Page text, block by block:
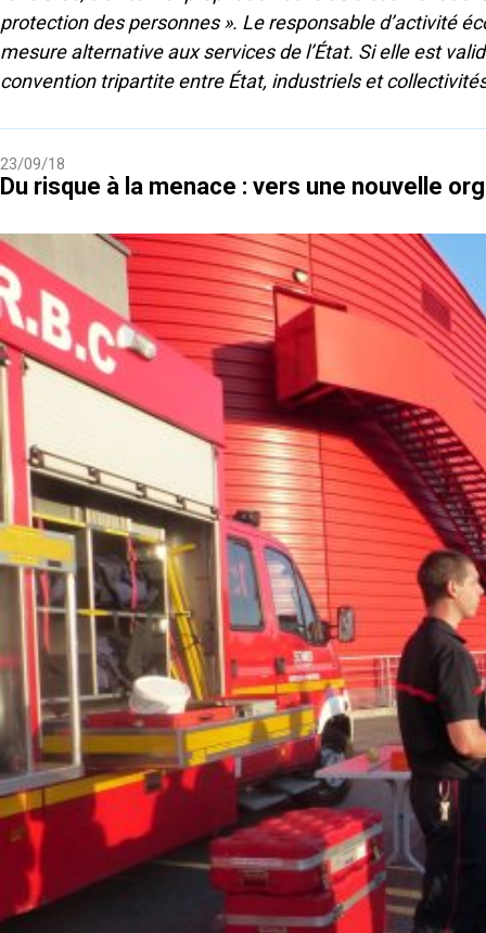
protection des personnes ». Le responsable d’activité
mesure alternative aux services de l’État. Si elle est
convention tripartite entre État, industriels et
23/09/18
Du risque à la menace : vers une nouvelle